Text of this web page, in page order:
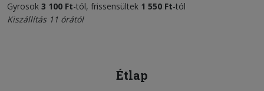
Gyrosok 3 100 Ft-tól, frissensültek 1 550 Ft-tól
Kiszállítás 11 órától
Étlap